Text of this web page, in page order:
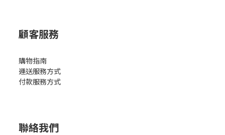
顧客服務
購物指南
運送服務方式
付款服務方式
聯絡我們